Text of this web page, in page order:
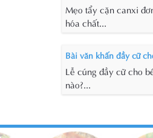
Mẹo tẩy cặn canxi
hóa chất...
Bài văn khấn đầy cữ
Lễ cúng đầy cữ cho
nào?...